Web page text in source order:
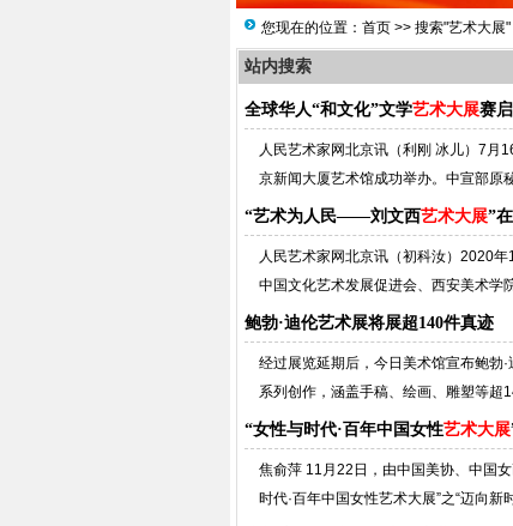
您现在的位置： 首页 >> 搜索"艺术大展"
站内搜索
全球华人“和文化”文学艺术大展赛
人民艺术家网北京讯（利刚 冰儿）7月
京新闻大厦艺术馆成功举办。中宣部原
“艺术为人民——刘文西艺术大展”
人民艺术家网北京讯（初科汝）2020
中国文化艺术发展促进会、西安美术
鲍勃·迪伦艺术展将展超140件真迹
经过展览延期后，今日美术馆宣布鲍勃
系列创作，涵盖手稿、绘画、雕塑等超
“女性与时代·百年中国女性艺术大展
焦俞萍 11月22日，由中国美协、中国
时代·百年中国女性艺术大展”之“迈向